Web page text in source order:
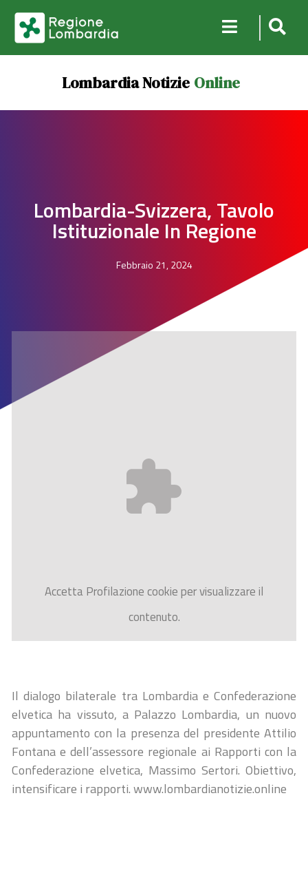
Lombardia Notizie Online
Lombardia-Svizzera, Tavolo
Istituzionale In Regione
Febbraio 21, 2024
AccettaProfilazionecookie per visualizzare il
contenuto.
Il dialogo bilaterale tra Lombardia e Confederazione
elvetica ha vissuto, a Palazzo Lombardia, un nuovo
appuntamento con la presenza del presidente Attilio
Fontana e dell’assessore regionale ai Rapporti con la
Confederazione elvetica, Massimo Sertori. Obiettivo,
intensificare i rapporti. www.lombardianotizie.online